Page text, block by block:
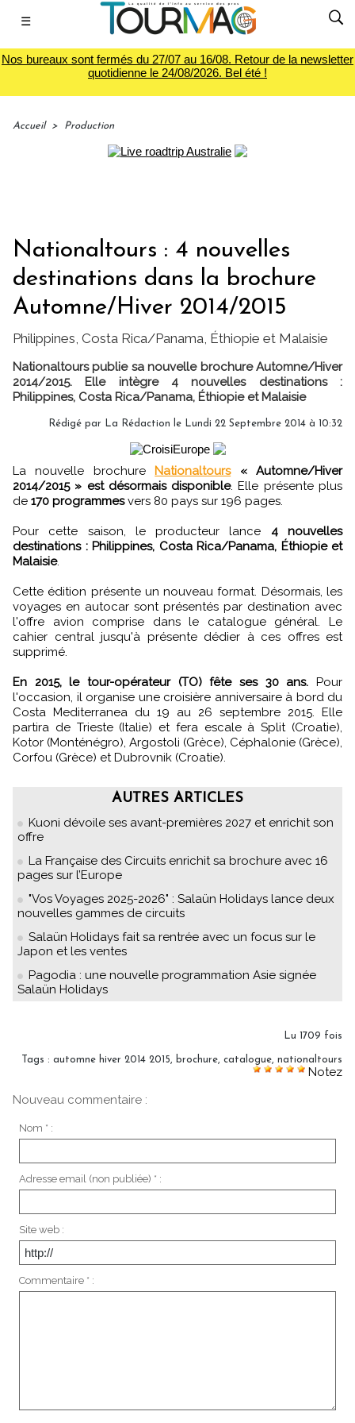
☰
Nos bureaux sont fermés du 27/07 au 16/08. Retour de la newsletter
quotidienne le 24/08/2026. Bel été !
Accueil > Production
Nationaltours : 4 nouvelles
destinations dans la brochure
Automne/Hiver 2014/2015
Philippines, Costa Rica/Panama, Éthiopie et Malaisie
Nationaltours publie sa nouvelle brochure Automne/Hiver
2014/2015. Elle intègre 4 nouvelles destinations :
Philippines, Costa Rica/Panama, Éthiopie et Malaisie
Rédigé par La Rédaction le Lundi 22 Septembre 2014 à 10:32
La nouvelle brochure Nationaltours
« Automne/Hiver
2014/2015 » est désormais disponible. Elle présente plus
de 170 programmesvers 80 pays sur 196 pages.
Pour cette saison, le producteur lance 4 nouvelles
destinations : Philippines, Costa Rica/Panama, Éthiopie et
Malaisie.
Cette édition présente un nouveau format. Désormais, les
voyages en autocar sont présentés par destination avec
l'offre avion comprise dans le catalogue général. Le
cahier central jusqu'à présente dédier à ces offres est
supprimé.
En 2015, le tour-opérateur (TO) fête ses 30 ans. Pour
l'occasion, il organise une croisière anniversaire à bord du
Costa Mediterranea du 19 au 26 septembre 2015. Elle
partira de Trieste (Italie) et fera escale à Split (Croatie),
Kotor (Monténégro), Argostoli (Grèce), Céphalonie (Grèce),
Corfou (Grèce) et Dubrovnik (Croatie).
AUTRES ARTICLES
Kuoni dévoile ses avant-premières 2027 et enrichit son
offre
La Française des Circuits enrichit sa brochure avec 16
pages sur l’Europe
"Vos Voyages 2025-2026" : Salaün Holidays lance deux
nouvelles gammes de circuits
Salaün Holidays fait sa rentrée avec un focus sur le
Japon et les ventes
Pagodia : une nouvelle programmation Asie signée
Salaün Holidays
Lu 1709 fois
Tags : automne hiver 2014 2015, brochure, catalogue, nationaltours
Notez
Nouveau commentaire :
Nom * :
Adresse email (non publiée) * :
Site web :
Commentaire * :